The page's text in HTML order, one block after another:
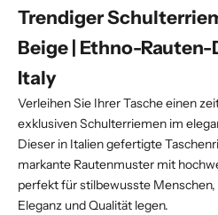
Trendiger
Beige | Ethno-Rauten-
Italy
Verleihen Sie Ihrer Tasche einen
exklusiven Schulterriemen im
Dieser in Italien gefertigte
markante Rautenmuster mit
perfekt für stilbewusste
Eleganz und Qualität legen.